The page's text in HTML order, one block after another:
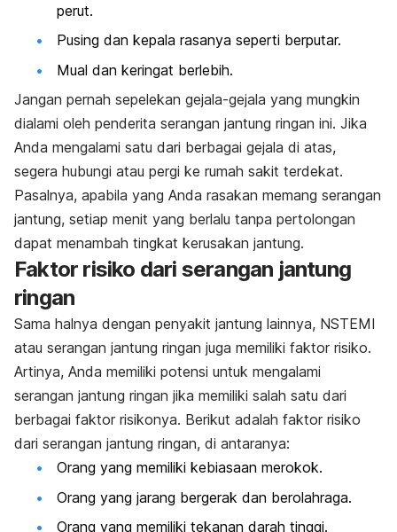
perut.
Pusing dan kepala rasanya seperti berputar.
Mual dan keringat berlebih.
Jangan pernah sepelekan gejala-gejala yang mungkin
dialami oleh penderita serangan jantung ringan ini. Jika
Anda mengalami satu dari berbagai gejala di atas,
segera hubungi atau pergi ke rumah sakit terdekat.
Pasalnya, apabila yang Anda rasakan memang serangan
jantung, setiap menit yang berlalu tanpa pertolongan
dapat menambah tingkat kerusakan jantung.
Faktor risiko dari serangan jantung
ringan
Sama halnya dengan penyakit jantung lainnya, NSTEMI
atau serangan jantung ringan juga memiliki faktor risiko.
Artinya, Anda memiliki potensi untuk mengalami
serangan jantung ringan jika memiliki salah satu dari
berbagai faktor risikonya. Berikut adalah faktor risiko
dari serangan jantung ringan, di antaranya:
Orang yang memiliki kebiasaan merokok.
Orang yang jarang bergerak dan berolahraga.
Orang yang memiliki tekanan darah tinggi.